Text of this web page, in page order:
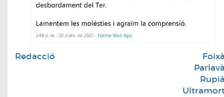
Redacció